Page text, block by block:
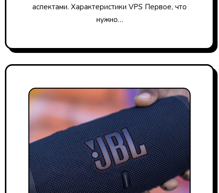
аспектами. Характеристики VPS Первое, что
нужно…